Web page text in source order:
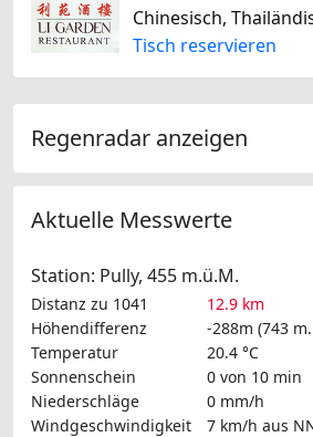
Tisch reservieren
Regenradar anzeigen
Aktuelle Messwerte
Station: Pully, 455 m.ü.M.
Distanz zu 1041
12.9 km
Höhendifferenz
-288m (743
Temperatur
20.4 °C
Sonnenschein
0 von 10 min
Niederschläge
0 mm/h
Windgeschwindigkeit
7 km/h aus